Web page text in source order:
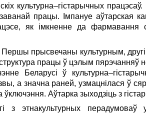
культурна–гістарычных
працы. Імпануе аўтарская
як імкненне да фармавання
Першы прысвечаны культурным,
структура працы ў цэлым
Беларусі ў
а значна раней, узмацнілася ў
Аўтарка зыходзіць з
з этнакультурных